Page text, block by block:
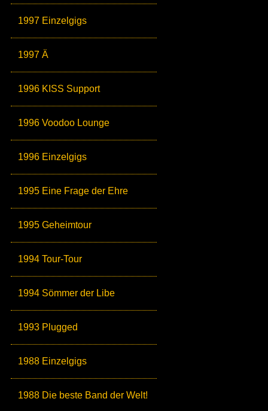
1997 Einzelgigs
1997 Ä
1996 KISS Support
1996 Voodoo Lounge
1996 Einzelgigs
1995 Eine Frage der Ehre
1995 Geheimtour
1994 Tour-Tour
1994 Sömmer der Libe
1993 Plugged
1988 Einzelgigs
1988 Die beste Band der Welt!